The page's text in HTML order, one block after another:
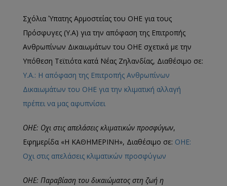
Σχόλια Ύπατης Αρμοστείας του ΟΗΕ για τους
Πρόσφυγες (Υ.Α) για την απόφαση της Επιτροπής
Ανθρωπίνων Δικαιωμάτων του ΟΗΕ σχετικά με την
Υπόθεση Τεϊτιότα κατά Νέας Ζηλανδίας, Διαθέσιμο σε:
Y.A.: Η απόφαση της Επιτροπής Ανθρωπίνων
Δικαιωμάτων του ΟΗΕ για την κλιματική αλλαγή
πρέπει να μας αφυπνίσει
ΟΗΕ: Οχι στις απελάσεις κλιματικών προσφύγων,
Εφημερίδα «Η ΚΑΘΗΜΕΡΙΝΗ», Διαθέσιμο σε: ΟΗΕ:
Οχι στις απελάσεις κλιματικών προσφύγων
ΟΗΕ: Παραβίαση του δικαιώματος στη ζωή η